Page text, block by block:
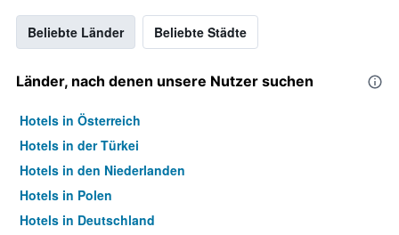
Beliebte Länder Beliebte Städte
Länder, nach denen unsere Nutzer suchen
Hotels in Österreich
Hotels in der Türkei
Hotels in den Niederlanden
Hotels in Polen
Hotels in Deutschland